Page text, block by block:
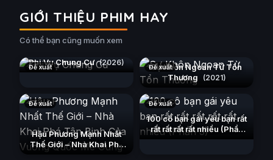
GIỚI THIỆU PHIM HAY
Có thể bạn cũng muốn xem
Đề xuất
Phi Vụ Chung Cư (2026) Đề xuất
Sự Khôn Ngoan Từ Tổn
Thương
(2021)
Đề xuất
Hậu Phương Mạnh Nhất
Thế Giới – Nhà Khai Phá
Tân Binh Của Vương Quốc
Đề xuất
100 cô bạn gái yêu bạn rất
rất rất rất rất nhiều (Phần
3) (2023)